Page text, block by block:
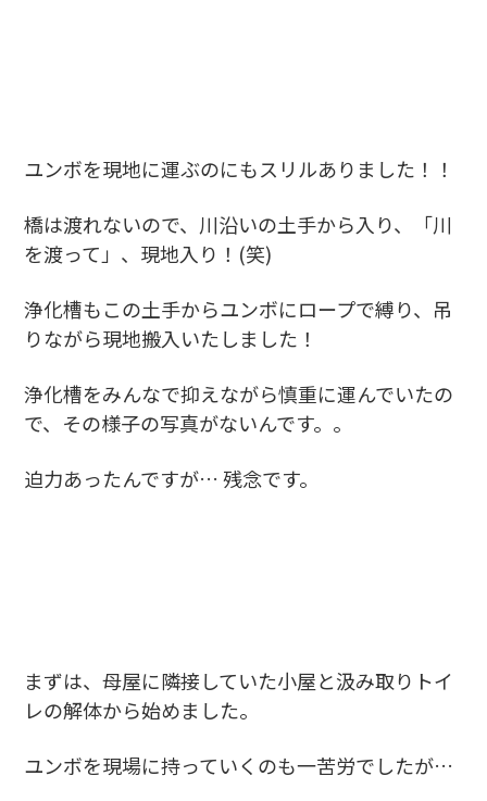
ユンボを現地に運ぶのにもスリルありました！！
橋は渡れないので、川沿いの土手から入り、「川
を渡って」、現地入り！(笑)
浄化槽もこの土手からユンボにロープで縛り、吊
りながら現地搬入いたしました！
浄化槽をみんなで抑えながら慎重に運んでいたの
で、その様子の写真がないんです。。
迫力あったんですが… 残念です。
まずは、母屋に隣接していた小屋と汲み取りトイ
レの解体から始めました。
ユンボを現場に持っていくのも一苦労でしたが…